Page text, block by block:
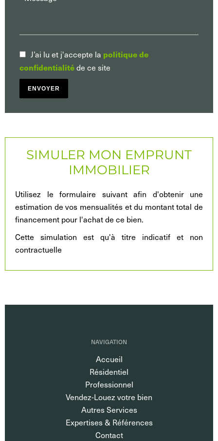
J’ai lu et j'accepte la politique de
confidentialitéde ce site
ENVOYER
SIMULER MON EMPRUNT
IMMOBILIER
Utilisez le formulaire suivant afin d'obtenir une
estimation de vos mensualités et du montant total de
financement pour l'achat de ce bien.
Cette simulation est qu'à titre indicatif et non
contractuelle
NAVIGATION
Accueil
Résidentiel
Professionnel
Vendez-Louez votre bien
Autres Services
Expertises & Références
Contact